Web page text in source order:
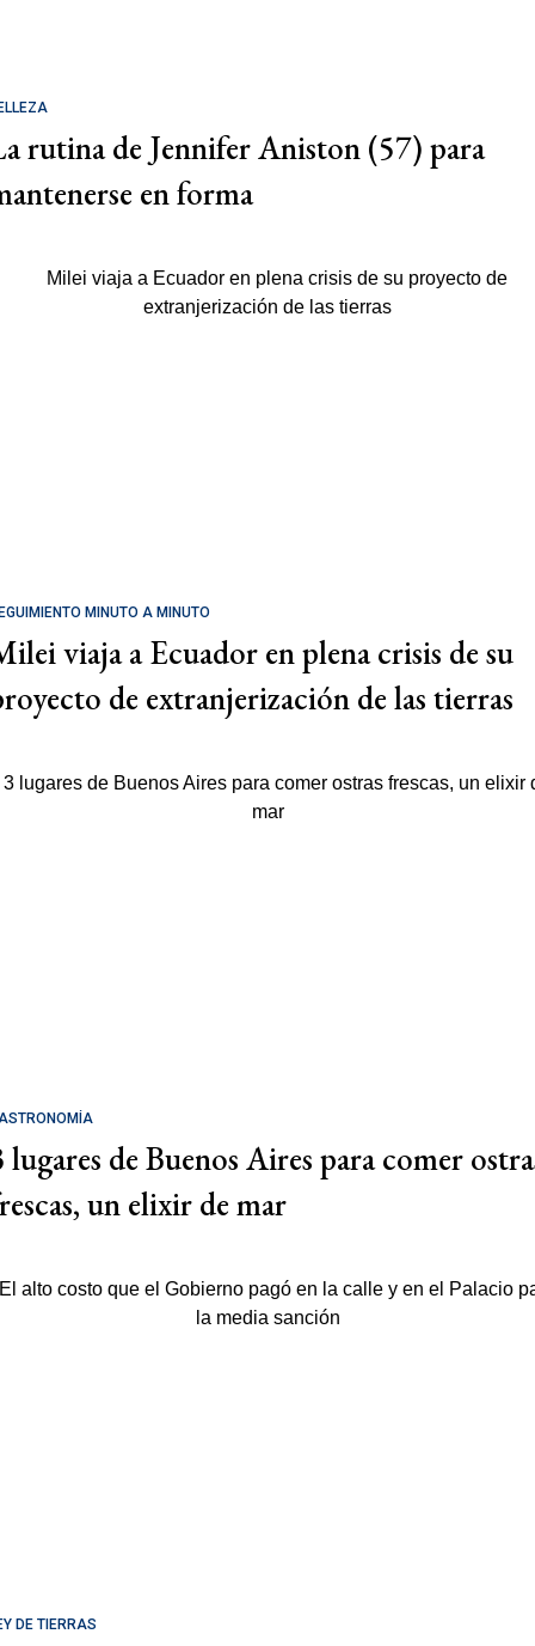
rutina de Jennifer Aniston (57) para
en forma
MINUTO A MINUTO
viaja a Ecuador en plena crisis de su
de extranjerización de las tierras
lugares de Buenos Aires para comer
un elixir de mar
DE TIERRAS